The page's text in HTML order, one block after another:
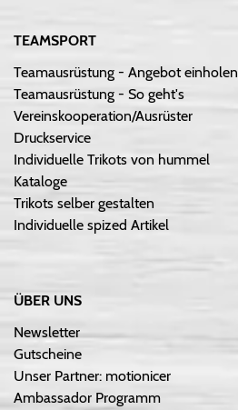
TEAMSPORT
Teamausrüstung - Angebot einholen
Teamausrüstung - So geht's
Vereinskooperation/Ausrüster
Druckservice
Individuelle Trikots von hummel
Kataloge
Trikots selber gestalten
Individuelle spized Artikel
ÜBER UNS
Newsletter
Gutscheine
Unser Partner: motionicer
Ambassador Programm